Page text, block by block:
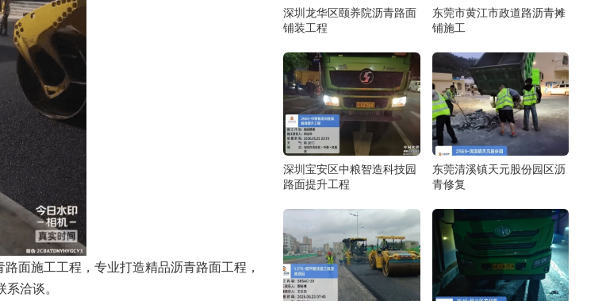
面施工工程，专业打造精品沥青路面工程，
洽谈。
深圳龙华区颐养院沥青路面
铺装工程
东莞市黄江市政道路沥青摊
铺施工
深圳宝安区中粮智造科技园
路面提升工程
东莞清溪镇天元股份园区沥
青修复